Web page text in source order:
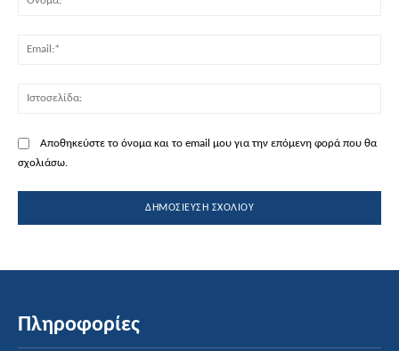
Αποθηκεύστε το όνομα και το email μου για την επόμενη φορά που θα
σχολιάσω.
Πληροφορίες